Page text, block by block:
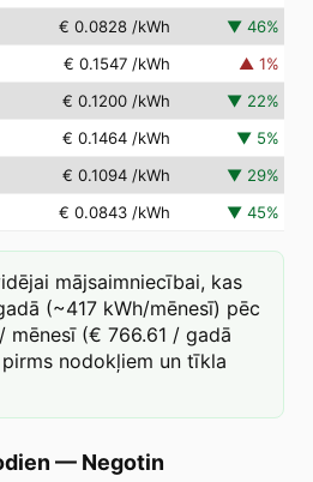
€ 0.0828 /kWh ▼ 46%
€ 0.1547 /kWh ▲ 1%
€ 0.1200 /kWh ▼ 22%
€ 0.1464 /kWh ▼ 5%
€ 0.1094 /kWh ▼ 29%
€ 0.0843 /kWh ▼ 45%
mājsaimniecībai, kas
(~417 kWh/mēnesī) pēc
mēnesī (€ 766.61 / gadā
nodokļiem un tīkla
— Negotin